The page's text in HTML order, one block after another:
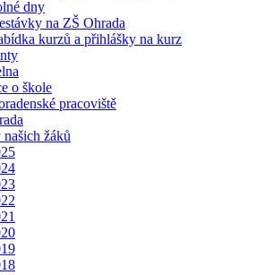
dny
na ZŠ Ohrada
kurzů a přihlášky na kurz
o škole
pracoviště
žáků